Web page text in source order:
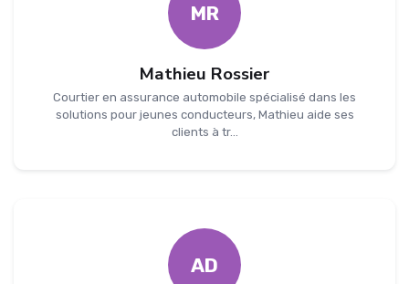
MR
Mathieu Rossier
Courtier en assurance automobile spécialisé dans les
solutions pour jeunes conducteurs, Mathieu aide ses
clients à tr...
AD